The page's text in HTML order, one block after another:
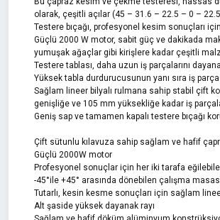
olarak, çeşitli açılar (45 – 31.6 – 22.5 – 0 –
Testere bıçağı, profesyonel kesim sonuçları
Güçlü 2000 W motor, sabit güç ve dakikada
yumuşak ağaçlar gibi kirişlere kadar çeşitli
Testere tablası, daha uzun iş parçalarını
Yüksek tabla durdurucusunun yanı sıra iş
Sağlam lineer bilyalı rulmana sahip stabil çift
genişliğe ve 105 mm yüksekliğe kadar iş
Geniş sap ve tamamen kapalı testere bıçağı
Çift sütunlu kılavuza sahip sağlam ve hafif
Güçlü 2000W motor
Profesyonel sonuçlar için her iki tarafa
-45°ile +45° arasında dönebilen çalışma
Tutarlı, kesin kesme sonuçları için sağlam
Alt şaside yüksek dayanak rayı